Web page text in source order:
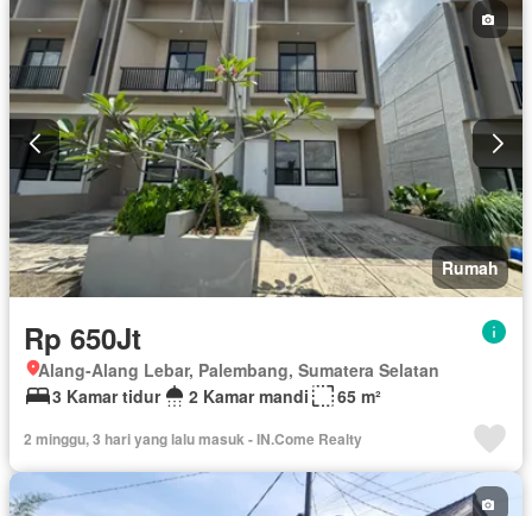
Rumah
Rp 650Jt
Alang-Alang Lebar, Palembang, Sumatera Selatan
3 Kamar tidur
2 Kamar mandi 65 m²
2 minggu, 3 hari yang lalu masuk - IN.Come Realty